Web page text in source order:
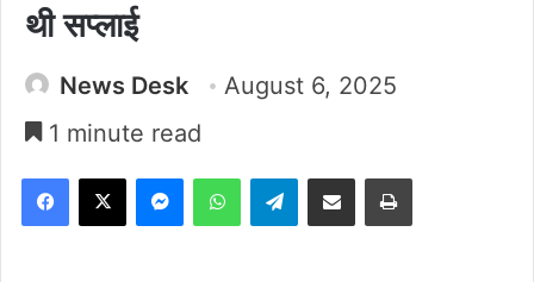
थी सप्लाई
News Desk
August 6, 2025
1 minute read
Facebook
X MessengerWhatsAppTelegramShare via Email Print